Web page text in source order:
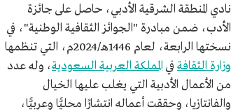
نادي المنطقة الشرقية الأدبي، حاصل على جائزة
الأدب، ضمن مبادرة "الجوائز الثقافية الوطنية"، في
نسختها الرابعة، لعام 1446هـ/2024م، التي تنظمها
وزارة الثقافة في المملكة العربية السعودية، وله عدد
من الأعمال الأدبية التي يغلب عليها الخيال
والفانتازيا، وحققت أعماله انتشارًا محليًّا وعربيًّا،